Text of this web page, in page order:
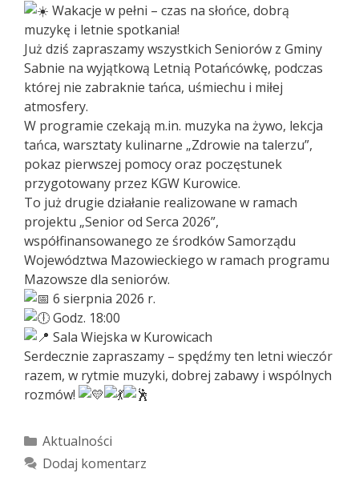
Wakacje w pełni – czas na słońce, dobrą
muzykę i letnie spotkania!
Już dziś zapraszamy wszystkich Seniorów z Gminy
Sabnie na wyjątkową Letnią Potańcówkę, podczas
której nie zabraknie tańca, uśmiechu i miłej
atmosfery.
W programie czekają m.in. muzyka na żywo, lekcja
tańca, warsztaty kulinarne „Zdrowie na talerzu”,
pokaz pierwszej pomocy oraz poczęstunek
przygotowany przez KGW Kurowice.
To już drugie działanie realizowane w ramach
projektu „Senior od Serca 2026”,
współfinansowanego ze środków Samorządu
Województwa Mazowieckiego w ramach programu
Mazowsze dla seniorów.
6 sierpnia 2026 r.
Godz. 18:00
Sala Wiejska w Kurowicach
Serdecznie zapraszamy – spędźmy ten letni wieczór
razem, w rytmie muzyki, dobrej zabawy i wspólnych
rozmów!
Kategorie
Aktualności
Dodaj komentarz